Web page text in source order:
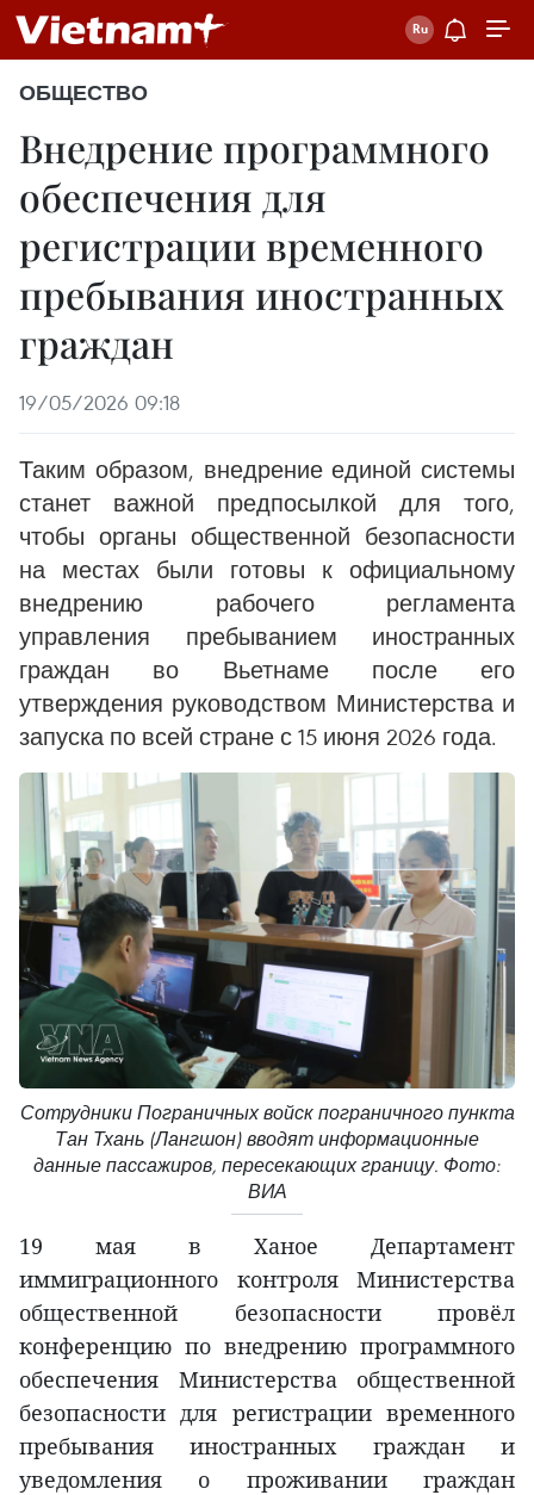
ОБЩЕСТВО
Внедрение программного
обеспечения для
регистрации временного
пребывания иностранных
граждан
19/05/2026 09:18
Таким образом, внедрение единой системы
станет важной предпосылкой для того,
чтобы органы общественной безопасности
на местах были готовы к официальному
внедрению рабочего регламента
управления пребыванием иностранных
граждан во Вьетнаме после его
утверждения руководством Министерства и
запуска по всей стране с 15 июня 2026 года.
Сотрудники Пограничных войск пограничного пункта
Тан Тхань (Лангшон) вводят информационные
данные пассажиров, пересекающих границу. Фото:
ВИА
19 мая в Ханое Департамент
иммиграционного контроля Министерства
общественной безопасности провёл
конференцию по внедрению программного
обеспечения Министерства общественной
безопасности для регистрации временного
пребывания иностранных граждан и
уведомления о проживании граждан